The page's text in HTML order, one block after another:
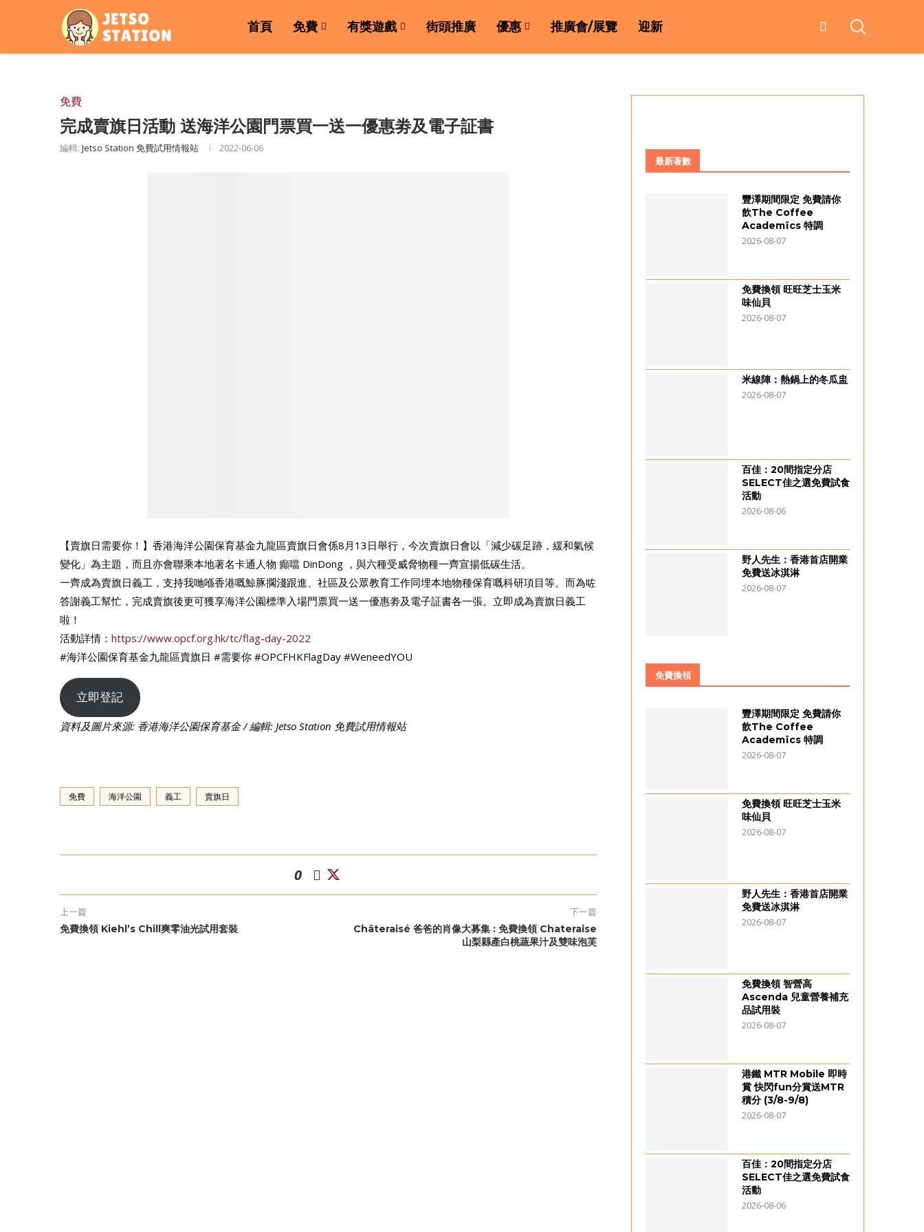
首頁 免費 有獎遊戲 街頭推廣 優惠 推廣會/展覽 迎新
免費
完成賣旗日活動 送海洋公園門票買一送一優惠劵及電子証書
編輯: Jetso Station 免費試用情報站 2022-06-06
【賣旗日需要你！】香港海洋公園保育基金九龍區賣旗日會係8月13日舉行，今次賣旗日會以「減少碳足跡，緩和氣候
變化」為主題，而且亦會聯乘本地著名卡通人物 癲噹 DinDong ，與六種受威脅物種一齊宣揚低碳生活。
一齊成為賣旗日義工，支持我哋喺香港嘅鯨豚擱淺跟進、社區及公眾教育工作同埋本地物種保育嘅科研項目等。而為咗
答謝義工幫忙，完成賣旗後更可獲享海洋公園標準入場門票買一送一優惠劵及電子証書各一張。立即成為賣旗日義工
啦！
活動詳情： https://www.opcf.org.hk/tc/flag-day-2022
#海洋公園保育基金九龍區賣旗日 #需要你 #OPCFHKFlagDay #WeneedYOU
立即登記
資料及圖片來源: 香港海洋公園保育基金 / 編輯: Jetso Station 免費試用情報站
免費 海洋公園 義工 賣旗日
0
上一篇
免費換領 Kiehl’s Chill爽零油光試用套裝
下一篇
Châteraisé 爸爸的肖像大募集 : 免費換領 Chateraise
山梨縣產白桃蔬果汁及雙味泡芙
最新著數
豐澤期間限定 免費請你
飲The Coffee
Academïcs 特調
2026-08-07
免費換領 旺旺芝士玉米
味仙貝
2026-08-07
米線陣：熱鍋上的冬瓜盅
2026-08-07
百佳：20間指定分店
SELECT佳之選免費試食
活動
2026-08-06
野人先生：香港首店開業
免費送冰淇淋
2026-08-07
免費換領
豐澤期間限定 免費請你
飲The Coffee
Academïcs 特調
2026-08-07
免費換領 旺旺芝士玉米
味仙貝
2026-08-07
野人先生：香港首店開業
免費送冰淇淋
2026-08-07
免費換領 智營高
Ascenda 兒童營養補充
品試用裝
2026-08-07
港鐵 MTR Mobile 即時
賞 快閃fun分賞送MTR
積分 (3/8-9/8)
2026-08-07
百佳：20間指定分店
SELECT佳之選免費試食
活動
2026-08-06